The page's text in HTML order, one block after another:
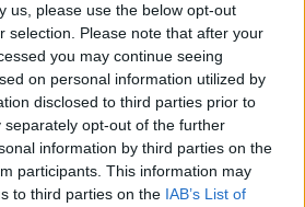
us, please use the below opt-out
selection. Please note that after your
you may continue seeing
on personal information utilized by
disclosed to third parties prior to
separately opt-out of the further
information by third parties on the
participants. This information may
to third parties on the IAB’s List of